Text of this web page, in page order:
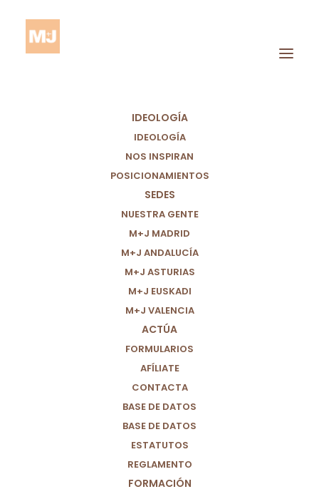
IDEOLOGÍA
IDEOLOGÍA
NOS INSPIRAN
POSICIONAMIENTOS
SEDES
NUESTRA GENTE
M+J MADRID
M+J ANDALUCÍA
M+J ASTURIAS
M+J EUSKADI
M+J VALENCIA
ACTÚA
FORMULARIOS
AFÍLIATE
CONTACTA
BASE DE DATOS
BASE DE DATOS
ESTATUTOS
REGLAMENTO
FORMACIÓN
Educación Pública
Extremadura